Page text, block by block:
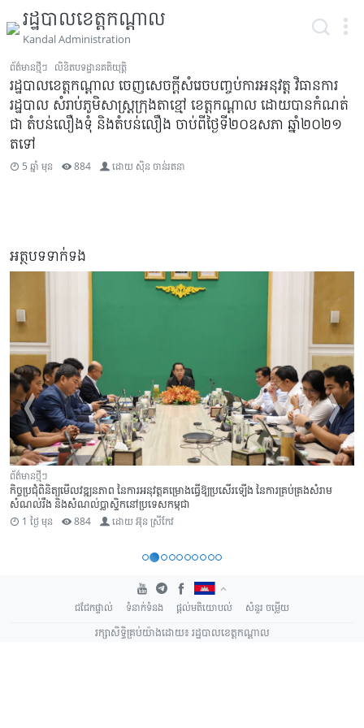
រដ្ឋបាលខេត្តកណ្តាល
Kandal Administration
ព័ត៌មានថ្មីៗ លិខិតបទដ្ឋានគតិយុត្តិ
រដ្ឋបាលខេត្តកណ្តាល ចេញសេចក្តីសំរេចបញ្ចប់ការអនុវត្ត វិធានការ
រដ្ឋបាល សំរាប់ភូមិសាស្ត្រក្រុងតាខ្មៅ ខេត្តកណ្តាល ដោយបានកំណត់
ជា តំបន់លឿងទុំ និងតំបន់លឿង ចាប់ពីថ្ងៃទី២០ឧសភា ឆ្នាំ២០២១
តទៅ
5 ឆ្នាំ មុន 884 ដោយ ស៊ិន ចាន់រតនា
អត្ថបទទាក់ទង
ព័ត៌មានថ្មីៗ
កិច្ចប្រជុំពិនិត្យមើលវឌ្ឍនភាព នៃការអនុវត្តគម្រោងធ្វើឱ្យប្រសើរឡើង នៃការគ្រប់គ្រងសំរាម
សំណល់រឹង និងសំណល់ប្លាស្ទិកនៅប្រទេសកម្ពុជា
1 ថ្ងៃ មុន 884 ដោយអ៊ុន ស្រីកែវ
ជជែកផ្ទាល់ ទំនាក់ទំនង ផ្តល់មតិយោបល់
សំនួរ ចម្លើយ
រក្សាសិទ្ធិគ្រប់យ៉ាងដោយ៖ រដ្ឋបាលខេត្តកណ្តាល